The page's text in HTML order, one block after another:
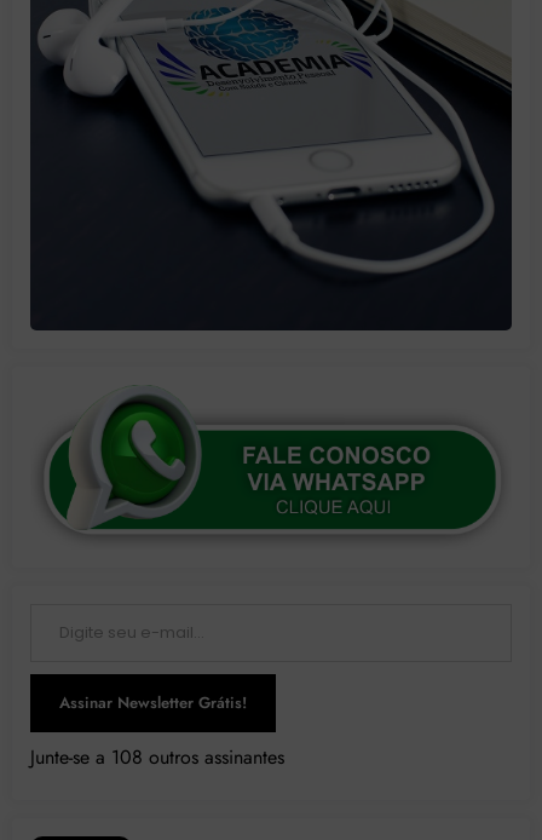
Assinar Newsletter Grátis!
Junte-se a 108 outros assinantes